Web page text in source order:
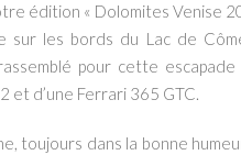
édition « Dolomites Venise
les bords du Lac de
pour cette
et d’une Ferrari 365 GTC.
toujours dans la bonne